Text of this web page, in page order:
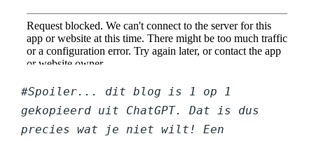
#Spoiler... dit blog is 1 op 1
gekopieerd uit ChatGPT. Dat is dus
precies wat je niet wilt! Een